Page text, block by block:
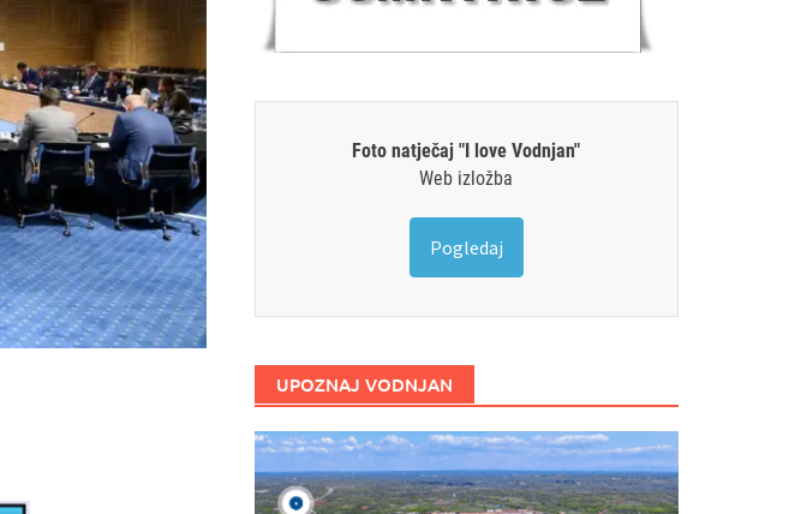
Foto natječaj "I love Vodnjan"
Web izložba
Pogledaj
UPOZNAJ VODNJAN